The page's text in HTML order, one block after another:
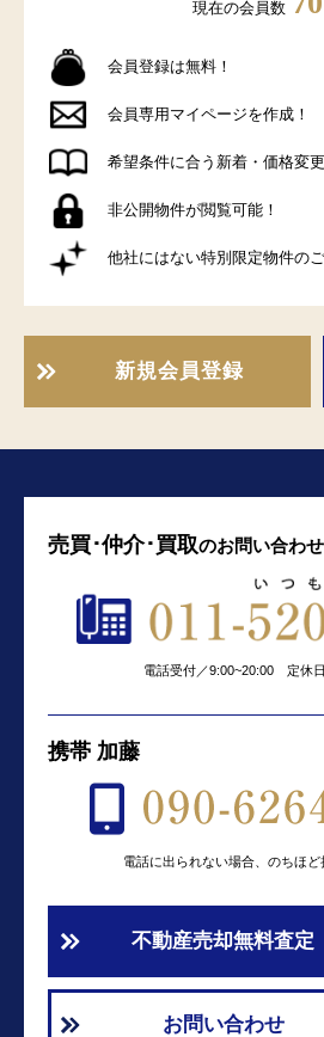
現在の会員数
会員登録は無料！
会員専用マイページを作成！
希望条件に合う新着・価格変
非公開物件が閲覧可能！
他社にはない特別限定物件の
新規会員登録
売買･仲介･買取のお問い合わせ
電話受付／9:00~20:00 定休
携帯 加藤
電話に出られない場合、のちほど
不動産売却無料査定
お問い合わせ